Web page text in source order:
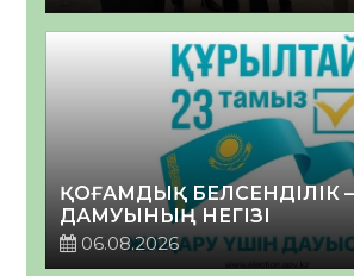
ҚОҒАМДЫҚ БЕЛСЕНДІЛІК
ДАМУЫНЫҢ НЕГІЗІ
06.08.2026